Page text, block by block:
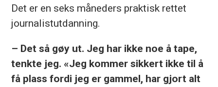
Det er en seks måneders praktisk rettet
journalistutdanning.
– Det så gøy ut. Jeg har ikke noe å tape,
tenkte jeg. «Jeg kommer sikkert ikke til å
få plass fordi jeg er gammel, har gjort alt